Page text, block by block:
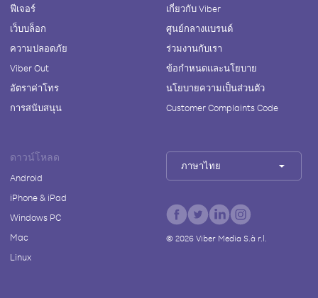
ฟีเจอร์
เว็บบล็อก
ความปลอดภัย
Viber Out
อัตราค่าโทร
การสนับสนุน
เกี่ยวกับ Viber
ศูนย์กลางแบรนด์
ร่วมงานกับเรา
ข้อกำหนดและนโยบาย
นโยบายความเป็นส่วนตัว
Customer Complaints Code
ดาวน์โหลด
Android
iPhone & iPad
Windows PC
Mac
Linux
ภาษาไทย
© 2026Viber Media S.à r.l.